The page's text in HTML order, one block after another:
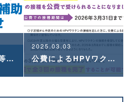
所得向上推進企業等総合支援事業費補助金のお知らせ
2025.03.03
公費によるHPVワクチン「キャッチアップ接種」期間についてのお知らせ